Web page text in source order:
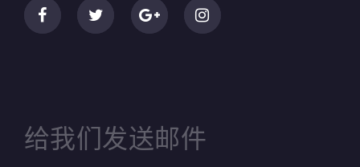
给我们发送邮件